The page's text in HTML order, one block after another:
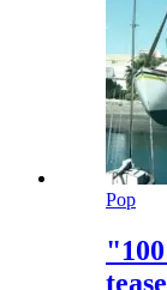
Pop